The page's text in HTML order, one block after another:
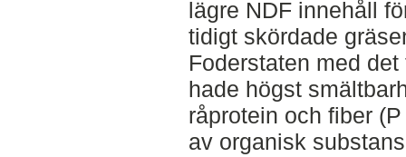
lägre NDF innehåll
tidigt skördade
Foderstaten med
hade högst
råprotein och fiber
av organisk